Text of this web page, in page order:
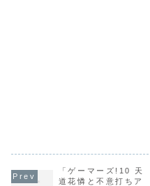
「ゲーマーズ!10 天
道花憐と不意打ちア